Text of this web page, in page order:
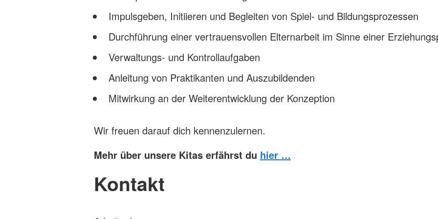
Impulsgeben, Initiieren und Begleiten von Spiel- und Bildungsprozessen
Durchführung einer vertrauensvollen Elternarbeit im Sinne einer
Verwaltungs- und Kontrollaufgaben
Anleitung von Praktikanten und Auszubildenden
Mitwirkung an der Weiterentwicklung der Konzeption
Wir freuen darauf dich kennenzulernen.
Mehr über unsere Kitas erfährst du hier …
Kontakt